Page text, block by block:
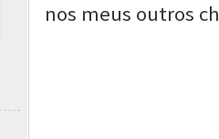
nos meus outros